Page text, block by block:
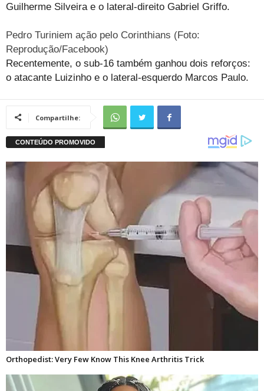
Guilherme Silveira e o lateral-direito Gabriel Griffo.
Pedro Turiniem ação pelo Corinthians (Foto:
Reprodução/Facebook)
Recentemente, o sub-16 também ganhou dois reforços:
o atacante Luizinho e o lateral-esquerdo Marcos Paulo.
Compartilhe: